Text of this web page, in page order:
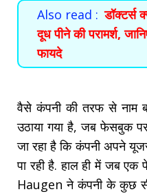
Also read : डॉक्टर्स
दूध पीने की परामर्श,
फायदे
वैसे कंपनी की तरफ से नाम
उठाया गया है, जब फेसबुक
जा रहा है कि कंपनी अपने
पा रही है. हाल ही में जब एक
Haugen ने कंपनी के कुछ